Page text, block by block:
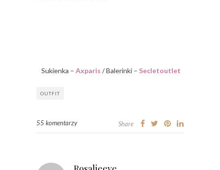
Sukienka – Axparis / Balerinki – Secletoutlet
OUTFIT
55 komentarzy Share